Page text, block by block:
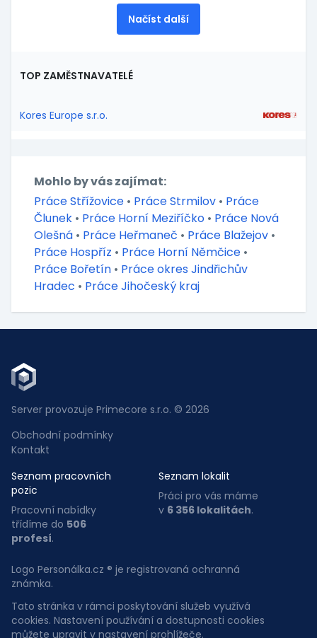
Načíst další
TOP ZAMĚSTNAVATELÉ
Kores Europe s.r.o.
Mohlo by vás zajímat:
Práce Střížovice • Práce Strmilov • Práce
Člunek • Práce Horní Meziříčko • Práce Nová
Olešná • Práce Heřmaneč • Práce Blažejov •
Práce Hospříz • Práce Horní Němčice •
Práce Bořetín • Práce okres Jindřichův
Hradec • Práce Jihočeský kraj
Server provozuje Primecore s.r.o. © 2026
Obchodní podmínky
Kontakt
Seznam pracovních
pozic
Pracovní nabídky
třídíme do 506
profesí.
Seznam lokalit
Práci pro vás máme
v 6 356 lokalitách.
Logo Personálka.cz ® je registrovaná ochranná
známka.
Tato stránka v rámci poskytování služeb využívá
cookies. Nastavení používání a dostupnosti cookies
můžete upravit v nastavení prohlížeče.